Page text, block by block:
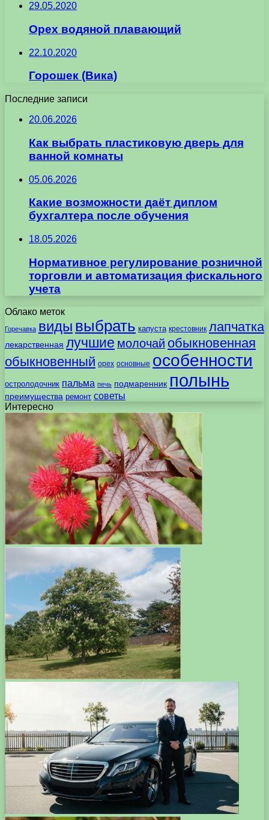
29.05.2020
Орех водяной плавающий
22.10.2020
Горошек (Вика)
Последние записи
20.06.2026
Как выбрать пластиковую дверь для
ванной комнаты
05.06.2026
Какие возможности даёт диплом
бухгалтера после обучения
18.05.2026
Нормативное регулирование розничной
торговли и автоматизация фискального
учета
Облако меток
Горечавка виды выбрать капуста крестовник лапчатка
лекарственная лучшие молочай обыкновенная
обыкновенный орех основные особенности
остролодочник пальма печь подмаренник полынь
преимущества ремонт советы
Интересно